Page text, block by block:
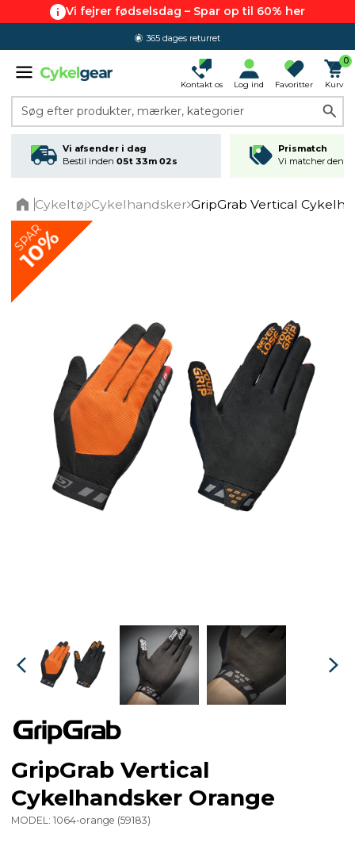
Vi fejrer fødselsdag – Spar op til 60% her
365 dages returret
Kontakt os Log ind Favoritter
0
Kurv
Søg efter produkter, mærker, kategorier
Vi afsender i dag
Bestil inden 05t 33m 02s
Prismatch
Vi matcher den
Cykeltøj Cykelhandsker GripGrab Vertical
SPAR
10%
GripGrab Vertical
Cykelhandsker Orange
MODEL: 1064-orange (59183)